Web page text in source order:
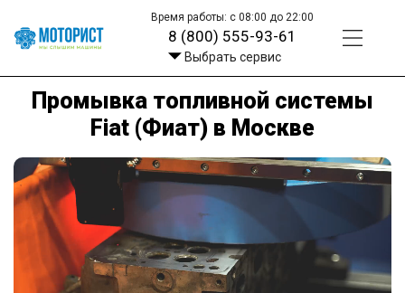
Время работы: с 08:00 до 22:00
8 (800) 555-93-61
Выбрать сервис
Промывка топливной системы
Fiat (Фиат) в Москве